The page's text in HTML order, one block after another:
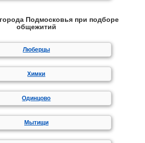
Подмосковья при подборе
общежитий
Люберцы
Химки
Одинцово
Мытищи